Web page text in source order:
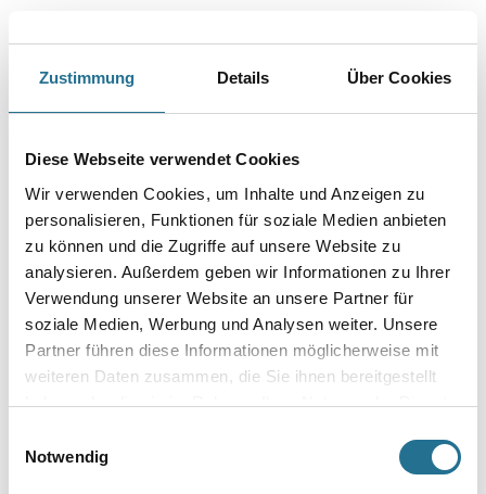
Zustimmung Details Über Cookies
Diese Webseite verwendet Cookies
Wir verwenden Cookies, um Inhalte und Anzeigen zu
personalisieren, Funktionen für soziale Medien anbieten
zu können und die Zugriffe auf unsere Website zu
analysieren. Außerdem geben wir Informationen zu Ihrer
Verwendung unserer Website an unsere Partner für
soziale Medien, Werbung und Analysen weiter. Unsere
Partner führen diese Informationen möglicherweise mit
weiteren Daten zusammen, die Sie ihnen bereitgestellt
haben oder die sie im Rahmen Ihrer Nutzung der Dienste
Notwendig
Gebinde
Umrechnungsfaktoren